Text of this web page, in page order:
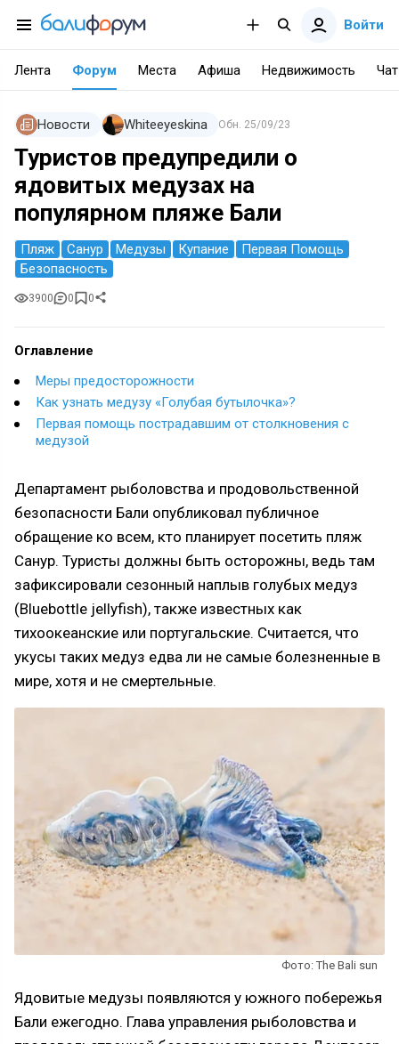
Войти
Лента Форум Места Афиша Недвижимость Чат
Новости Whiteeyeskina Обн. 25/09/23
Туристов предупредили о
ядовитых медузах на
популярном пляже Бали
Пляж Санур Медузы Купание
Первая Помощь
Безопасность
3900 0 0
Оглавление
Меры предосторожности
Как узнать медузу «Голубая бутылочка»?
Первая помощь пострадавшим от столкновения с
медузой
Департамент рыболовства и продовольственной
безопасности Бали опубликовал публичное
обращение ко всем, кто планирует посетить пляж
Санур. Туристы должны быть осторожны, ведь там
зафиксировали сезонный наплыв голубых медуз
(Bluebottle jellyfish), также известных как
тихоокеанские или португальские. Считается, что
укусы таких медуз едва ли не самые болезненные в
мире, хотя и не смертельные.
Фото: The Bali sun
Ядовитые медузы появляются у южного побережья
Бали ежегодно. Глава управления рыболовства и